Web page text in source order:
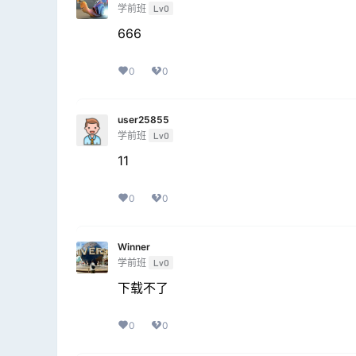
学前班 Lv0
666
0 0
user25855
学前班 Lv0
11
0 0
Winner
学前班 Lv0
下载不了
0 0